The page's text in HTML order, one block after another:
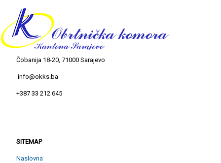
Čobanija 18-20, 71000 Sarajevo
info@okks.ba
+387 33 212 645
SITEMAP
Naslovna